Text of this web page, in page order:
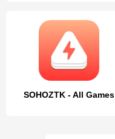
SOHOZTK - All Games